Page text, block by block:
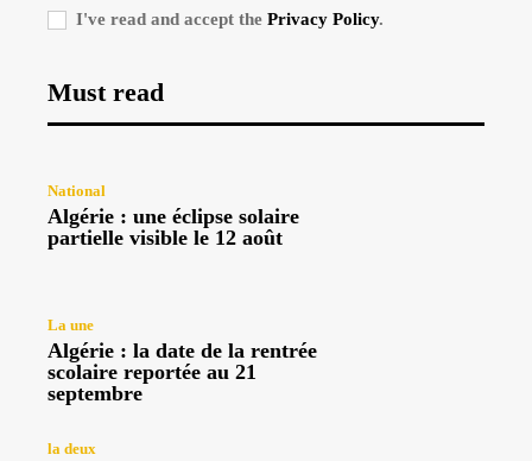
I've read and accept the Privacy Policy.
Must read
National
Algérie : une éclipse solaire
partielle visible le 12 août
La une
Algérie : la date de la rentrée
scolaire reportée au 21
septembre
la deux